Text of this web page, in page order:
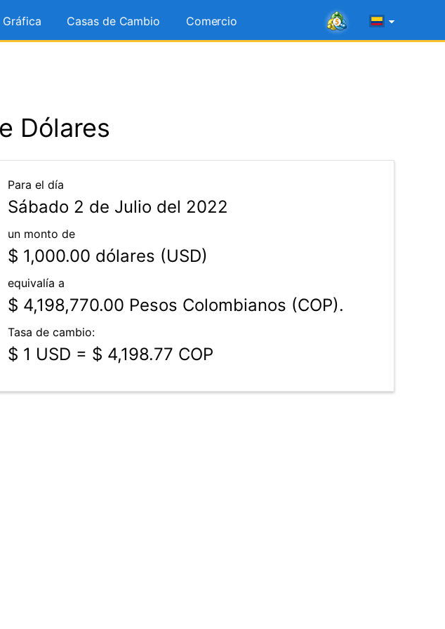
Gráfica Casas de Cambio Comercio
Dólares
Para el día
Sábado 2 de Julio del 2022
un monto de
$ 1,000.00 dólares (USD)
equivalía a
$ 4,198,770.00 Pesos Colombianos (COP).
Tasa de cambio:
$ 1 USD = $ 4,198.77 COP